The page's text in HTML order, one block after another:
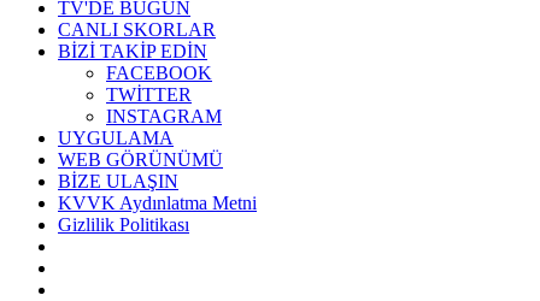
TV'DE BUGÜN
CANLI SKORLAR
BİZİ TAKİP EDİN
FACEBOOK
TWİTTER
INSTAGRAM
UYGULAMA
WEB GÖRÜNÜMÜ
BİZE ULAŞIN
KVVK Aydınlatma Metni
Gizlilik Politikası